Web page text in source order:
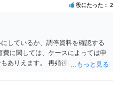
役にたった 2
しているか、調停資料を確認する
に関しては、ケースによっては申
ありえます。 再婚後の相手方の行
そちらについても確認する必要が